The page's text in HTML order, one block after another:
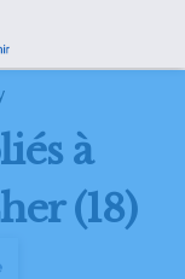
à
(18)